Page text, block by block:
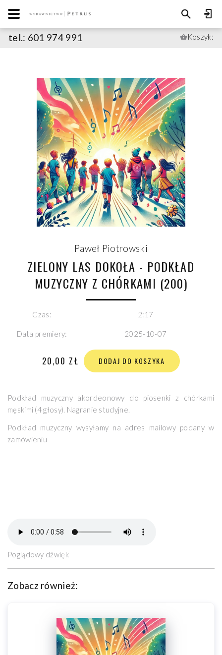
tel.: 601 974 991 Koszyk:
Paweł Piotrowski
ZIELONY LAS DOKOŁA - PODKŁAD
MUZYCZNY Z CHÓRKAMI (200)
Czas: 2:17
Data premiery: 2025-10-07
20,00 ZŁ DODAJ DO KOSZYKA
Podkład muzyczny akordeonowy do piosenki z chórkami
męskimi (4 głosy). Nagranie studyjne.
Podkład muzyczny wysyłamy na adres mailowy podany w
zamówieniu
Poglądowy dźwięk
Zobacz również: